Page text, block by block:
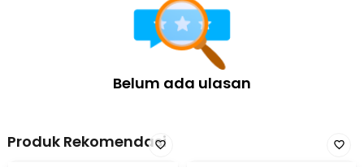
kering atau sedikit basah untuk membersihkan kotoran, dan jika
diperlukan dapat dibilas dengan air lalu dikeringkan tanpa merusak
permukaan. Dengan demikian, mouse pad menjadi lebih higienis,
mudah dirawat, dan cocok untuk penggunaan jangka panjang di
Nyaman dengan Ukuran Maksimal
keyboard. Memberikan ruang gerak lebih luas dan meningkatkan
kenyamanan saat bekerja. Ukuran ini ideal untuk meja kerja modern
Belum ada ulasan
Produk Rekomendasi